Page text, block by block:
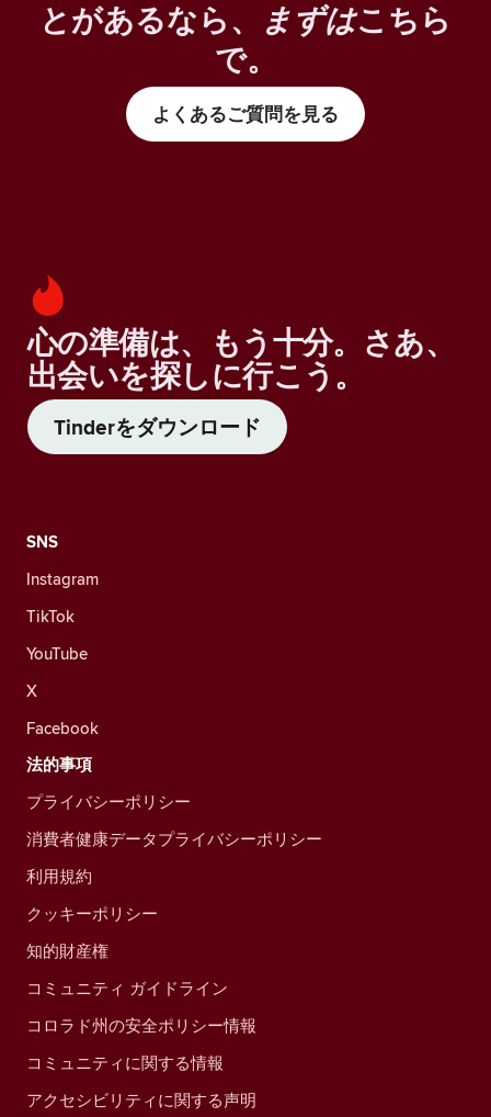
とがあるなら、
まずはこちら
で。
よくあるご質問を見る
心の準備は、もう十分。さあ、
出会いを探しに行こう。
Tinderをダウンロード
SNS
Instagram
TikTok
YouTube
X
Facebook
法的事項
プライバシーポリシー
消費者健康データプライバシーポリシー
利用規約
クッキーポリシー
知的財産権
コミュニティ ガイドライン
コロラド州の安全ポリシー情報
コミュニティに関する情報
アクセシビリティに関する声明